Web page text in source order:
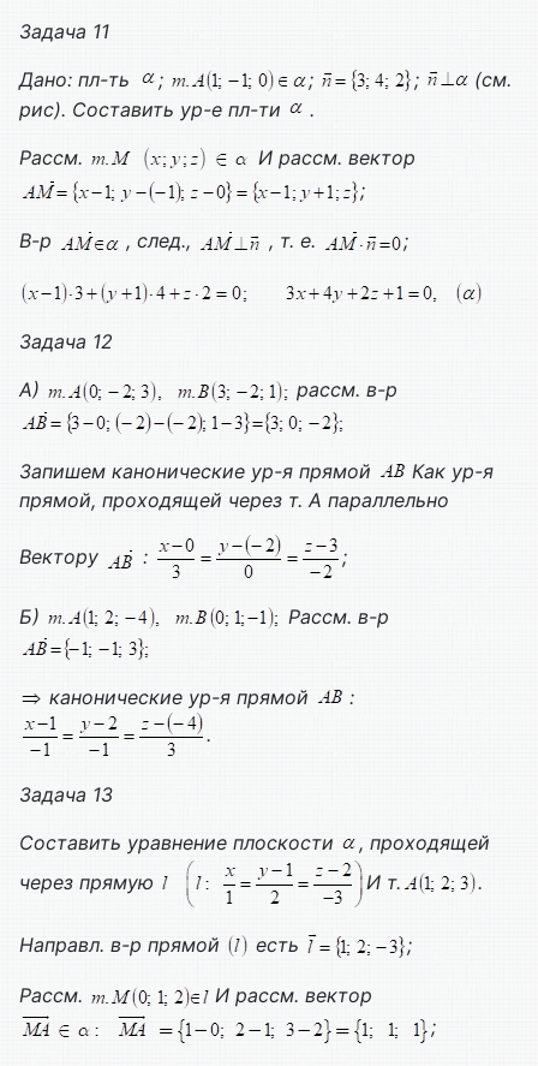
Задача 11
Дано: пл-ть
; ; ;
(см.
рис). Составить ур-е пл-ти
.
Рассм.
И рассм. вектор
;
В-р , след., , т. е. ;
Задача 12
А)
рассм. в-р
Запишем канонические ур-я прямой
Как ур-я
прямой, проходящей через т. А параллельно
Вектору : ;
Б) Рассм. в-р
канонические ур-я прямой
:
.
Задача 13
Составить уравнение плоскости
, проходящей
через прямую
И т. .
Направл. в-р прямой есть ;
Рассм.
И рассм. вектор
;